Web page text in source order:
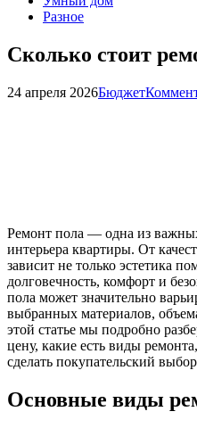
Разное
Сколько стоит
24 апреля 2026Бюджет
Ремонт пола — одна из
интерьера квартиры. От
зависит не только эстетика
долговечность, комфорт и
пола может значительно
выбранных материалов,
этой статье мы подробно
цену, какие есть виды
сделать покупательский
Основные виды